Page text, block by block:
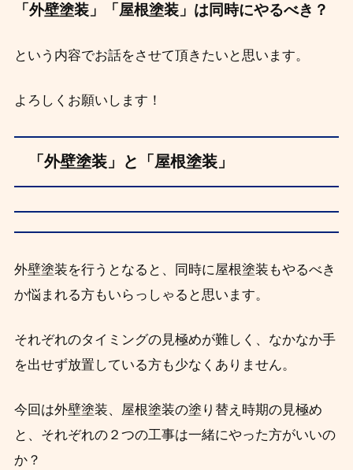
「外壁塗装」「屋根塗装」は同時にやるべき？
という内容でお話をさせて頂きたいと思います。
よろしくお願いします！
「外壁塗装」と「屋根塗装」
外壁塗装を行うとなると、同時に屋根塗装もやるべき
か悩まれる方もいらっしゃると思います。
それぞれのタイミングの見極めが難しく、なかなか手
を出せず放置している方も少なくありません。
今回は外壁塗装、屋根塗装の塗り替え時期の見極め
と、それぞれの２つの工事は一緒にやった方がいいの
か？